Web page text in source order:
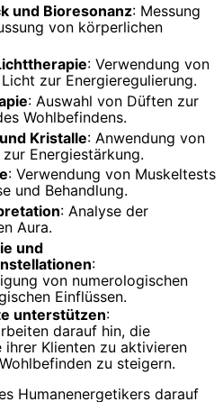
und Bioresonanz: Messung
von körperlichen
: Verwendung von
zur Energieregulierung.
: Auswahl von Düften zur
Wohlbefindens.
Kristalle: Anwendung von
Energiestärkung.
: Verwendung von Muskeltests
und Behandlung.
: Analyse der
Aura.
und
:
von numerologischen
Einflüssen.
unterstützen:
darauf hin, die
ihrer Klienten zu aktivieren
zu steigern.
Humanenergetikers darauf